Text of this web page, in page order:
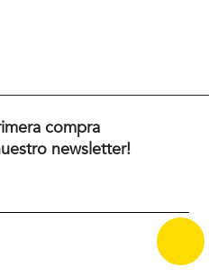
compra
newsletter!